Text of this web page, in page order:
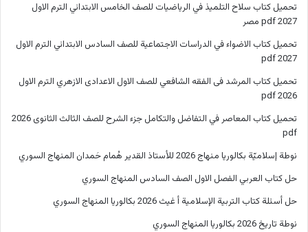
تحميل كتاب سلاح التلميذ في الرياضيات للصف الخامس الابتدائي الترم الاول
2027 pdf مصر
تحميل كتاب الاضواء في الدراسات الاجتماعية للصف السادس الابتدائي الترم الاول
2027 pdf
تحميل كتاب المرشد فى الفقه الشافعي للصف الاول الاعدادى الازهري الترم الاول
2026 pdf
تحميل كتاب المعاصر في التفاضل والتكامل جزء الشرح للصف الثالث الثانوى 2026
pdf
نوطة إسلاميّة بكالوريا منهاج 2026 للأستاذ القدير هُمام حَمدان المنهاج السوري
حل كتاب العربي الفصل الاول الصف السادس المنهاج السوري
حل أسئلة كتاب التربية الإسلامية أ غيث 2026 بكالوريا المنهاج السوري
نوطة تاريخ 2026 بكالوريا المنهاج السوري